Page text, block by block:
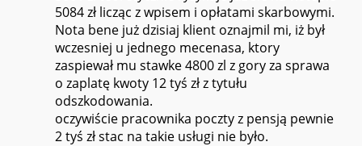
5084 zł licząc z wpisem i opłatami skarbowymi.
Nota bene już dzisiaj klient oznajmil mi, iż był
wczesniej u jednego mecenasa, ktory
zaspiewał mu stawke 4800 zl z gory za sprawa
o zaplatę kwoty 12 tyś zł z tytułu
odszkodowania.
oczywiście pracownika poczty z pensją pewnie
2 tyś zł stac na takie usługi nie było.